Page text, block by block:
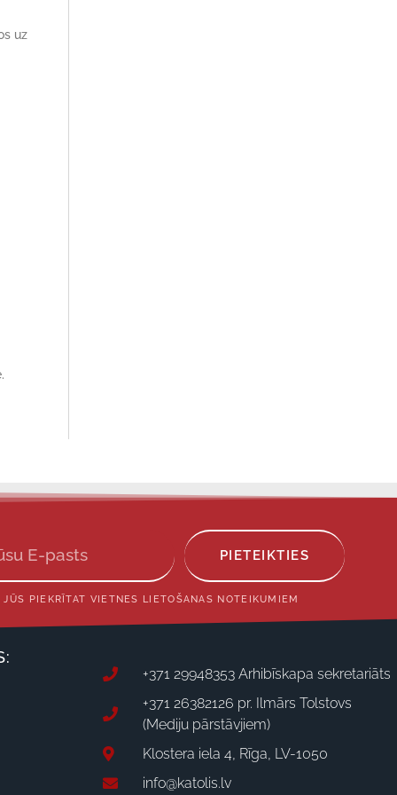
uz
PIETEIKTIES
PIEKRĪTAT VIETNES LIETOŠANAS NOTEIKUMIEM
+371 29948353 Arhibīskapa sekretariāts
+371 26382126 pr. Ilmārs Tolstovs
(Mediju pārstāvjiem)
Klostera iela 4, Rīga, LV-1050
info@katolis.lv